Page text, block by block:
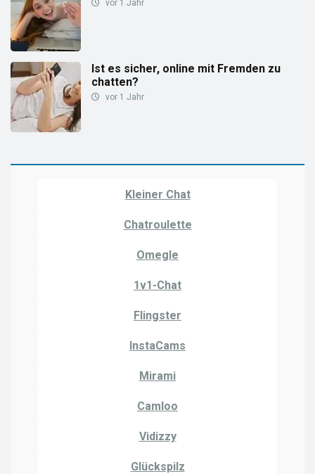
vor 1 Jahr
Ist es sicher, online mit Fremden zu
chatten?
vor 1 Jahr
Kleiner Chat
Chatroulette
Omegle
1v1-Chat
Flingster
InstaCams
Mirami
Camloo
Vidizzy
Glückspilz